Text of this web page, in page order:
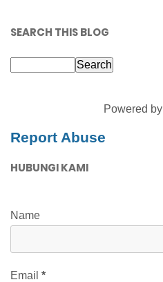
SEARCH THIS BLOG
Powered by
Report Abuse
HUBUNGI KAMI
Name
Email *